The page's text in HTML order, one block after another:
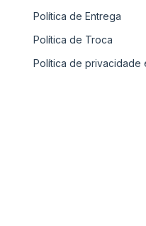
Política de Entrega
Política de Troca
Política de privacidade